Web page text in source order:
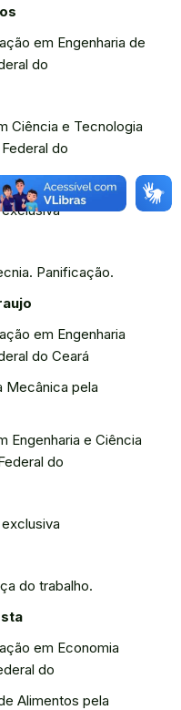
em Engenharia de
do
Ciência e Tecnologia
do
Panificação.
em Engenharia
do Ceará
Mecânica pela
Engenharia e Ciência
do
do trabalho.
em Economia
do
Alimentos pela